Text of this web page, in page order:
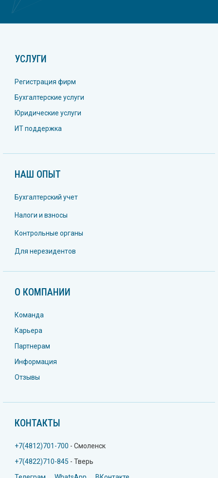
УСЛУГИ
Регистрация фирм
Бухгалтерские услуги
Юридические услуги
ИТ поддержка
О КОМПАНИИ
Команда
Карьера
Партнерам
Информация
Отзывы
НАШ ОПЫТ
Бухгалтерский учет
Налоги и взносы
Контрольные органы
Для нерезидентов
КОНТАКТЫ
+7(4812)701-700 - Смоленск
+7(4822)710-845 - Тверь